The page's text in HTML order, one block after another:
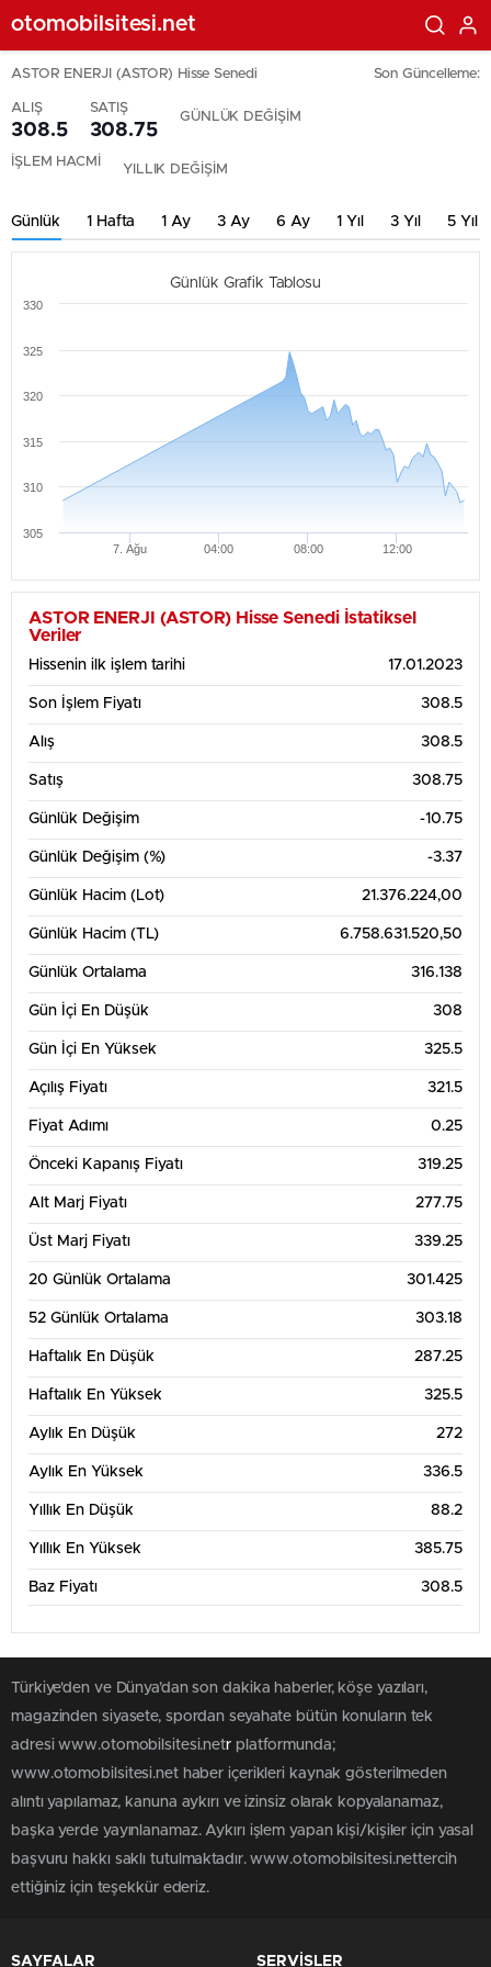
otomobilsitesi.net
ASTOR ENERJI (ASTOR) Hisse Senedi Son Güncelleme:
ALIŞ
308.5
SATIŞ
308.75
GÜNLÜK DEĞİŞİM
İŞLEM HACMİ YILLIK DEĞİŞİM
Günlük 1 Hafta 1 Ay 3 Ay 6 Ay 1 Yıl 3 Yıl 5 Yıl
Günlük Grafik Tablosu
7. Ağu 04:00 08:00 12:00
305
310
315
320
325
330
Haftalık Grafik Tablosu
3. Ağu 4. Ağu 7. Ağu
280
310
320
330
13. Tem 3. Ağu
260
280
320
340
Haz '26 Ağu '26
275
325
350
375
100
200
400
1 Yıllık Grafik Tablosu
400
ASTOR ENERJI (ASTOR) Hisse Senedi İstatiksel
Veriler
Hissenin ilk işlem tarihi 17.01.2023
Son İşlem Fiyatı 308.5
Alış 308.5
Satış 308.75
Günlük Değişim -10.75
Günlük Değişim (%) -3.37
Günlük Hacim (Lot) 21.376.224,00
Günlük Hacim (TL) 6.758.631.520,50
Günlük Ortalama 316.138
Gün İçi En Düşük 308
Gün İçi En Yüksek 325.5
Açılış Fiyatı 321.5
Fiyat Adımı 0.25
Önceki Kapanış Fiyatı 319.25
Alt Marj Fiyatı 277.75
Üst Marj Fiyatı 339.25
20 Günlük Ortalama 301.425
52 Günlük Ortalama 303.18
Haftalık En Düşük 287.25
Haftalık En Yüksek 325.5
Aylık En Düşük 272
Aylık En Yüksek 336.5
Yıllık En Düşük 88.2
Yıllık En Yüksek 385.75
Baz Fiyatı 308.5
Türkiye'den ve Dünya’dan son dakika haberler, köşe yazıları,
magazinden siyasete, spordan seyahate bütün konuların tek
adresi www.otomobilsitesi.netr platformunda;
www.otomobilsitesi.net haber içerikleri kaynak gösterilmeden
alıntı yapılamaz, kanuna aykırı ve izinsiz olarak kopyalanamaz,
başka yerde yayınlanamaz. Aykırı işlem yapan kişi/kişiler için yasal
başvuru hakkı saklı tutulmaktadır. www.otomobilsitesi.nettercih
ettiğiniz için teşekkür ederiz.
SAYFALAR SERVİSLER